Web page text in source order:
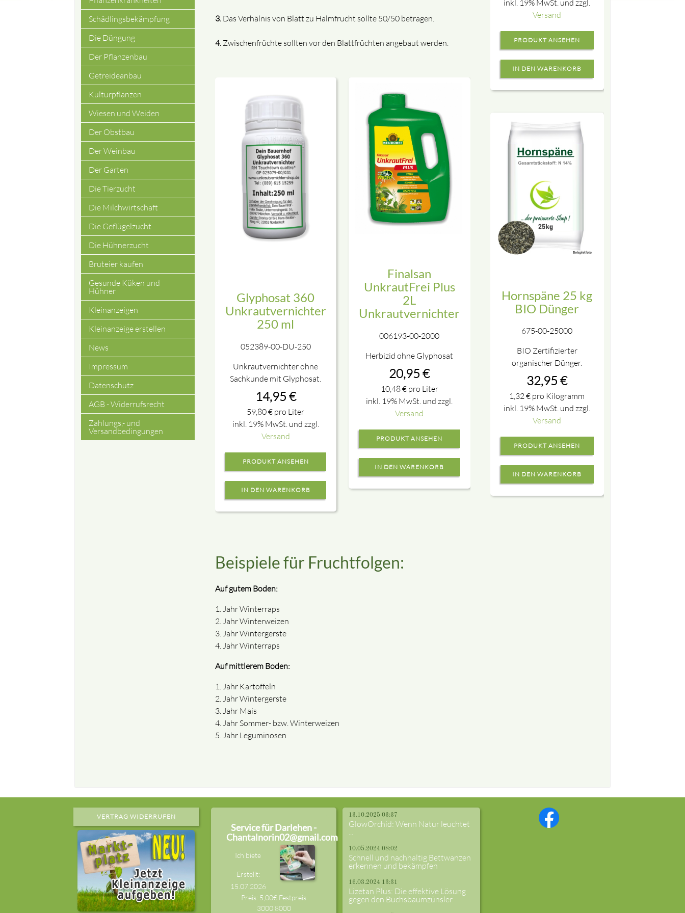
3.Das Verhälnis von Blatt zu Halmfrucht sollte 50/50 betragen.
4.Zwischenfrüchte sollten vor den Blattfrüchten angebaut werden.
Glyphosat 360
Unkrautvernichter
250 ml
052389-00-DU-250
Unkrautvernichter ohne
Sachkunde mit Glyphosat.
14,95 €
59,80€ pro Liter
inkl. 19% MwSt. und zzgl.
Versand
PRODUKT ANSEHEN
Finalsan
UnkrautFrei Plus
2L
Unkrautvernichter
006193-00-2000
Herbizid ohne Glyphosat
20,95€
10,48€pro Liter
inkl. 19% MwSt. und zzgl.
Versand
PRODUKT ANSEHEN
Beispiele für Fruchtfolgen:
Auf gutem Boden:
Jahr Winterraps
Jahr Winterweizen
Jahr Wintergerste
Jahr Winterraps
Auf mittlerem Boden:
Jahr Kartoffeln
Jahr Wintergerste
Jahr Mais
Jahr Sommer- bzw. Winterweizen
Jahr Leguminosen
Schädlingsbekämpfung
Die Düngung
Der Pflanzenbau
Getreideanbau
Kulturpflanzen
Wiesen und Weiden
Der Obstbau
Der Weinbau
Der Garten
Die Tierzucht
Die Milchwirtschaft
Die Geflügelzucht
Die Hühnerzucht
Bruteier kaufen
Gesunde Küken und
Hühner
Kleinanzeigen
Kleinanzeige erstellen
News
Impressum
Datenschutz
AGB - Widerrufsrecht
Zahlungs,- und
Versandbedingungen
inkl. 19% MwSt. und zzgl.
Versand
PRODUKT ANSEHEN
Hornspäne 25 kg
BIO Dünger
675-00-25000
BIO Zertifizierter
organischer Dünger.
32,95€
1,32€ pro Kilogramm
inkl. 19% MwSt. und zzgl.
Versand
PRODUKT ANSEHEN
VERTRAG WIDERRUFEN
Service für Darlehen -
Chantalnorin02@gmail.com
Ich biete
Erstellt:
15.07.2026
Preis: 5,00€ Festpreis
3000 8000
13.10.2025 03:37
GlowOrchid: Wenn Natur leuchtet
...
10.05.2024 08:02
Schnell und nachhaltig Bettwanzen
erkennen und bekämpfen
16.03.2024 13:31
Lizetan Plus: Die effektive Lösung
gegen den Buchsbaumzünsler